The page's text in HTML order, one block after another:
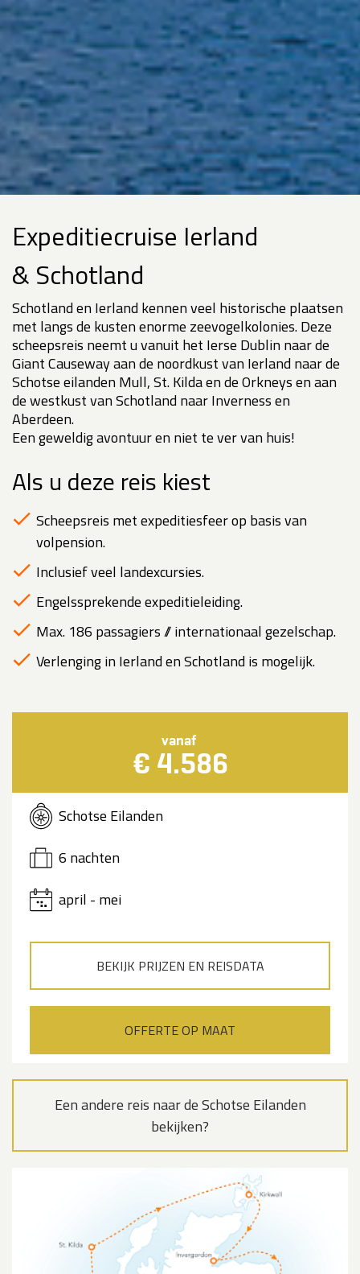
Expeditiecruise Ierland
& Schotland
Schotland en Ierland kennen veel historische plaatsen
met langs de kusten enorme zeevogelkolonies. Deze
scheepsreis neemt u vanuit het Ierse Dublin naar de
Giant Causeway aan de noordkust van Ierland naar de
Schotse eilanden Mull, St. Kilda en de Orkneys en aan
de westkust van Schotland naar Inverness en
Aberdeen.
Een geweldig avontuur en niet te ver van huis!
Als u deze reis kiest
Scheepsreis met expeditiesfeer op basis van
volpension.
Inclusief veel landexcursies.
Engelssprekende expeditieleiding.
Max. 186 passagiers // internationaal gezelschap.
Verlenging in Ierland en Schotland is mogelijk.
vanaf
€ 4.586
Schotse Eilanden
6 nachten
april - mei
BEKIJK PRIJZEN EN REISDATA
OFFERTE OP MAAT
Een andere reis naar de Schotse Eilanden
bekijken?